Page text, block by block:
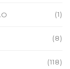
(1)
(8)
(118)